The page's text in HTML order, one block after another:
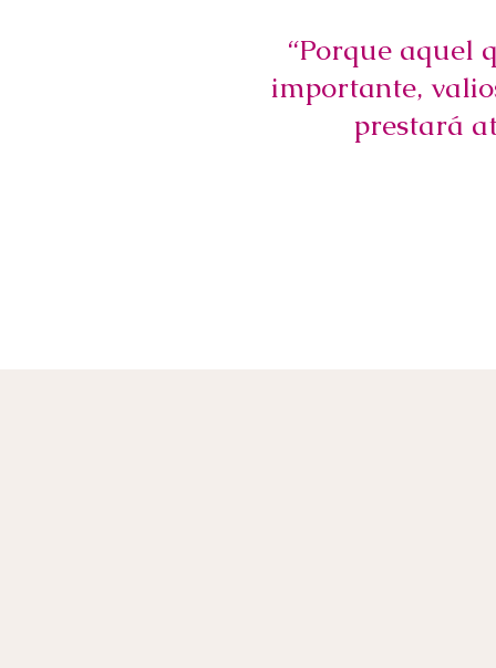
“Porque aquel
importante,
prestará